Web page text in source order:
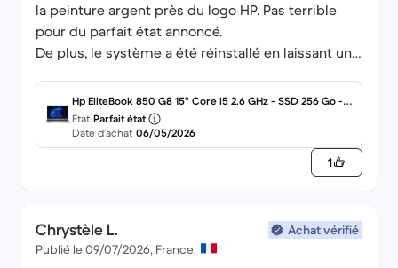
la peinture argent près du logo HP. Pas terrible
pour du parfait état annoncé.
De plus, le système a été réinstallé en laissant un
supprimé totalement pour optimiser l'espace
disque pas extraordinaire puisqu'il n'est que de
256 Go.
U peu déçu donc de tous ses points quand on
achète du parfait état pour avoir une qualité de
Hp EliteBook 850 G8 15" Core i5 2.6 GHz - SSD 256 Go - 1
6 Go AZERTY - Français
État Parfait état
Date d’achat 06/05/2026
1
Chrystèle L.
Achat vérifié
Publié le 09/07/2026, France.